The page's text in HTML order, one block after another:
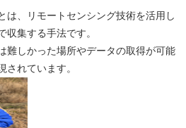
は、リモートセンシング技術を活用し
収集する手法です。
難しかった場所やデータの取得が可能
されています。